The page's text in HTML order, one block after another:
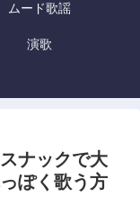
ムード歌謡
演歌
ナックで大
ぽく歌う方